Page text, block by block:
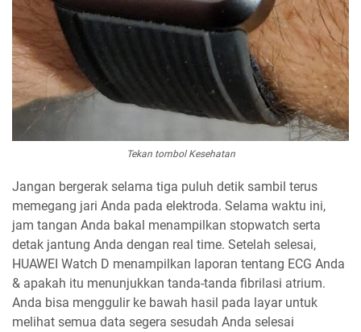
Tekan tombol Kesehatan
Jangan bergerak selama tiga puluh detik sambil terus
memegang jari Anda pada elektroda. Selama waktu ini,
jam tangan Anda bakal menampilkan stopwatch serta
detak jantung Anda dengan real time. Setelah selesai,
HUAWEI Watch D menampilkan laporan tentang ECG Anda
& apakah itu menunjukkan tanda-tanda fibrilasi atrium.
Anda bisa menggulir ke bawah hasil pada layar untuk
melihat semua data segera sesudah Anda selesai